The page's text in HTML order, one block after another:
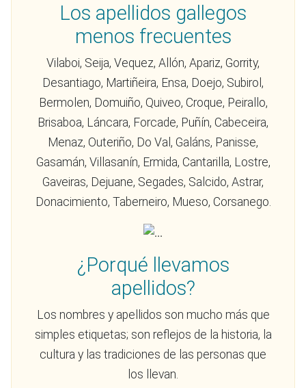
Los apellidos gallegos
menos frecuentes
Vilaboi, Seija, Vequez, Allón, Apariz, Gorrity,
Desantiago, Martiñeira, Ensa, Doejo, Subirol,
Bermolen, Domuiño, Quiveo, Croque, Peirallo,
Brisaboa, Láncara, Forcade, Puñín, Cabeceira,
Menaz, Outeriño, Do Val, Galáns, Panisse,
Gasamán, Villasanín, Ermida, Cantarilla, Lostre,
Gaveiras, Dejuane, Segades, Salcido, Astrar,
Donacimiento, Taberneiro, Mueso, Corsanego.
¿Porqué llevamos
apellidos?
Los nombres y apellidos son mucho más que
simples etiquetas; son reflejos de la historia, la
cultura y las tradiciones de las personas que
los llevan.